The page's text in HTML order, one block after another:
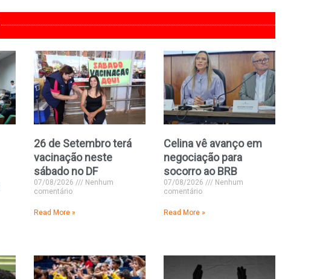
26 de Setembro terá
vacinação neste
sábado no DF
07/08/2026
Nenhum
comentário
Read More »
Celina vê avanço em
negociação para
socorro ao BRB
07/08/2026
Nenhum
comentário
Read More »